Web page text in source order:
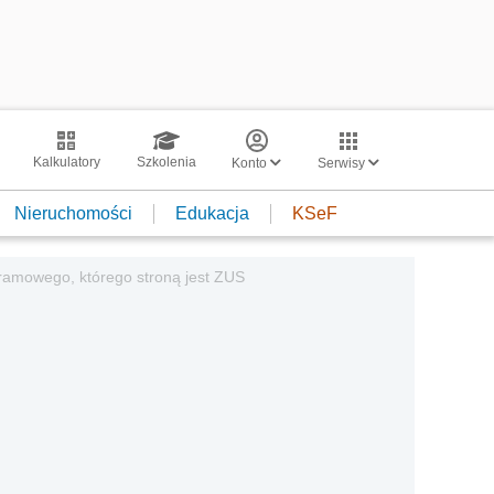
Kalkulatory Szkolenia Konto Serwisy
Nieruchomości Edukacja KSeF
którego stroną jest ZUS